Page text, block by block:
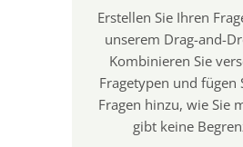
Erstellen Sie Ihren
unserem Drag-and-
Kombinieren Sie
Fragetypen und fügen
Fragen hinzu, wie Sie
gibt keine